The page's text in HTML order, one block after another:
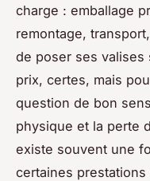
charge : emballage
remontage,
de poser ses valises
prix, certes, mais
question de bon
physique et la perte
existe souvent une
certaines